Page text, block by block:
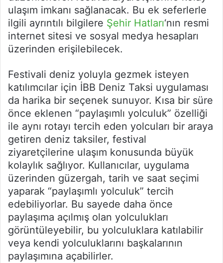
ulaşım imkanı sağlanacak. Bu ek seferlerle
ilgili ayrıntılı bilgilere Şehir Hatları‘nın resmi
internet sitesi ve sosyal medya hesapları
üzerinden erişilebilecek.
Festivali deniz yoluyla gezmek isteyen
katılımcılar için İBB Deniz Taksi uygulaması
da harika bir seçenek sunuyor. Kısa bir süre
önce eklenen “paylaşımlı yolculuk” özelliği
ile aynı rotayı tercih eden yolcuları bir araya
getiren deniz taksiler, festival
ziyaretçilerine ulaşım konusunda büyük
kolaylık sağlıyor. Kullanıcılar, uygulama
üzerinden güzergah, tarih ve saat seçimi
yaparak “paylaşımlı yolculuk” tercih
edebiliyorlar. Bu sayede daha önce
paylaşıma açılmış olan yolculukları
görüntüleyebilir, bu yolculuklara katılabilir
veya kendi yolculuklarını başkalarının
paylaşımına açabilirler.